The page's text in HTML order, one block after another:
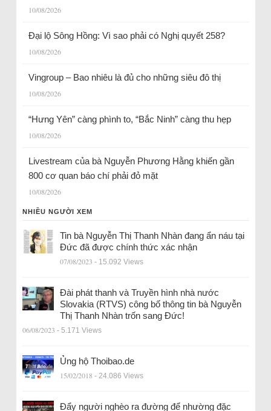
10/08/2026
Đại lộ Sông Hồng: Vì sao phải có Nghị quyết 258?
10/08/2026
Vingroup – Bao nhiêu là đủ cho những siêu đô thị
10/08/2026
“Hưng Yên” càng phình to, “Bắc Ninh” càng thu hẹp
10/08/2026
Livestream của bà Nguyễn Phương Hằng khiến gần
800 cơ quan báo chí phải đỏ mặt
10/08/2026
NHIỀU NGƯỜI XEM
Tin bà Nguyễn Thị Thanh Nhàn đang ẩn náu tại
Đức đã được chính thức xác nhận
07/08/2023 - 15.092 Views
Đài phát thanh và Truyền hình nhà nước
Slovakia (RTVS) công bố thông tin bà Nguyễn
Thị Thanh Nhàn trốn sang Đức!
06/08/2023 - 5.171 Views
Ủng hộ Thoibao.de
15/02/2018 - 24.086 Views
Đẩy người nghèo ra đường để nhường đặc